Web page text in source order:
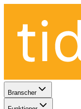
Branscher